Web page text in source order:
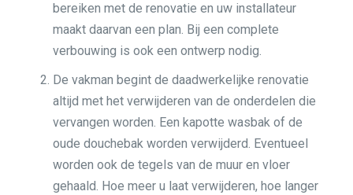
bereiken met de renovatie en uw installateur
maakt daarvan een plan. Bij een complete
verbouwing is ook een ontwerp nodig.
De vakman begint de daadwerkelijke renovatie
altijd met het verwijderen van de onderdelen die
vervangen worden. Een kapotte wasbak of de
oude douchebak worden verwijderd. Eventueel
worden ook de tegels van de muur en vloer
gehaald. Hoe meer u laat verwijderen, hoe langer